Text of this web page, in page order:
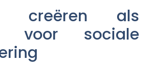
creëren als
voor sociale